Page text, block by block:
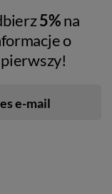
5%na
o
e-mail